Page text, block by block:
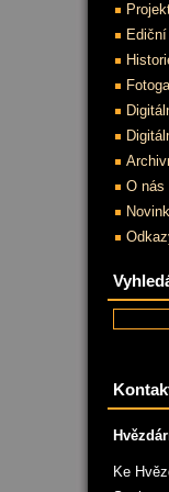
O nás
Ke